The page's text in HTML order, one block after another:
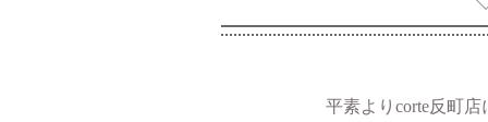
平素よりcorte反町